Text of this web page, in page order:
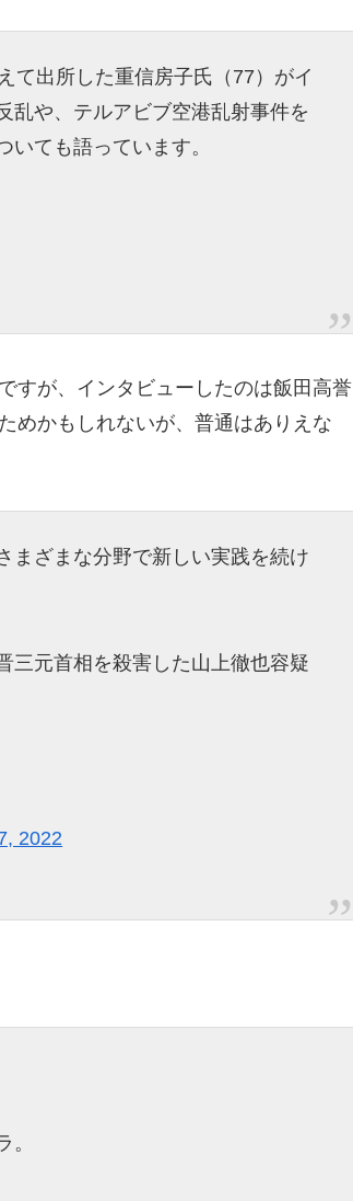
て出所した重信房子氏（77）がイ
乱や、テルアビブ空港乱射事件を
ても語っています。
すが、インタビューしたのは飯田高誉
めかもしれないが、普通はありえな
まざまな分野で新しい実践を続け
三元首相を殺害した山上徹也容疑
2022